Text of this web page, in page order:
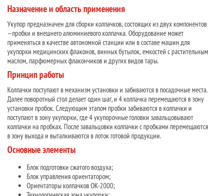
Назначение и область применения
Укупор предназначен для сборки колпачков, состоящих из двух компонентов
—пробки и внешнего алюминиевого колпачка. Оборудование может
применяться в качестве автономной станции или в составе машин для
укупорки медицинских флаконов, винных бутылок, емкостей с растительным
маслом, парфюмерных флакончиков и других видов тары.
Принцип работы
Колпачки поступают в механизм установки и забиваются в посадочные места.
Далее поворотный стол делает один шаг, и 4 колпачка перемещаются в зону
установки пробок. Следующим этапом пробки забиваются в колпачки и
поступают в зону укупорки, где 4 укупорочные головки завальцовывают
колпачки на пробках. После завальцовки колпачки с пробками перемещаются
в зону выхода и выталкиваются в лоток готовой продукции.
Основные элементы
Блок подготовки сжатого воздуха;
Блок управления ориентатором;
Ориентаторы колпачков ОК-2000;